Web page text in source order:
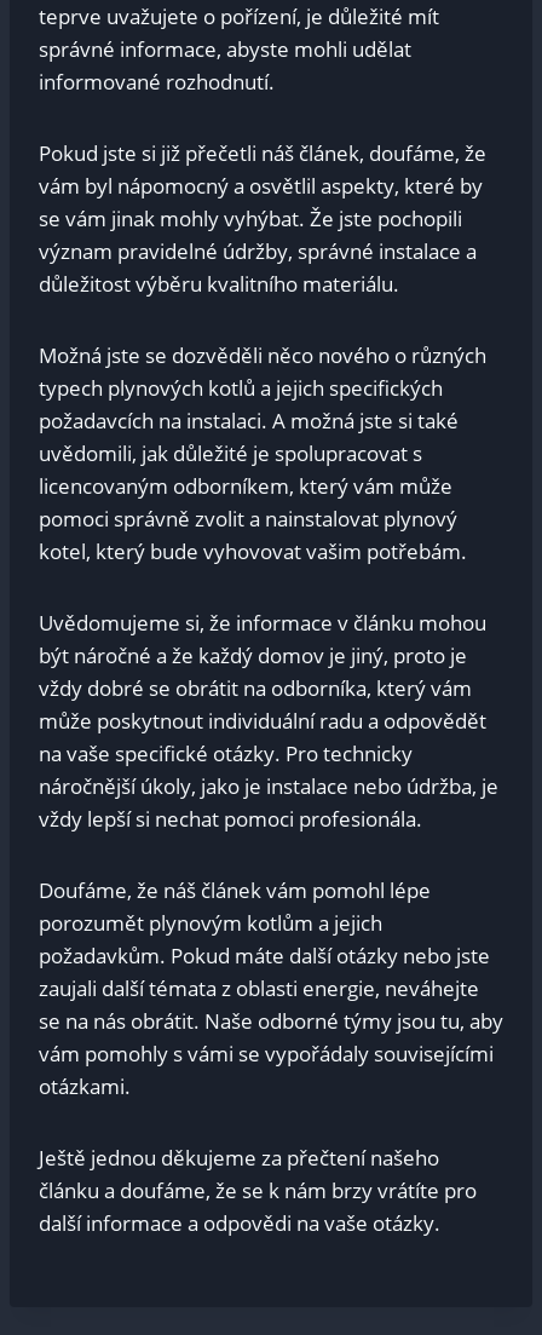
teprve⁢ uvažujete o pořízení, je důležité mít
správné informace, abyste mohli udělat
informované rozhodnutí.
Pokud jste‍ si již přečetli ⁣náš‌ článek,‍ doufáme,⁣ že
vám ​byl nápomocný a osvětlil aspekty, které by
se⁤ vám jinak mohly vyhýbat. Že jste pochopili
význam ​pravidelné údržby, správné instalace a
důležitost výběru‍ kvalitního materiálu. ⁣
Možná jste se dozvěděli něco nového o různých
typech plynových kotlů a jejich⁤ specifických
‌požadavcích na instalaci. A ‍možná jste si také
uvědomili, jak důležité je spolupracovat s
licencovaným odborníkem, který vám‍ může
pomoci​ správně zvolit a ​nainstalovat plynový
kotel, který bude vyhovovat⁣ vašim potřebám.
Uvědomujeme si, že informace v článku mohou⁣
být náročné a že‍ každý ‌domov je jiný, proto je
vždy dobré se obrátit na odborníka, který vám
může poskytnout individuální radu a odpovědět
⁤na vaše specifické‍ otázky. ⁣Pro technicky
náročnější úkoly, ⁣jako je instalace‌ nebo údržba, je
vždy lepší si nechat pomoci profesionála.
Doufáme,⁣ že​ náš⁣ článek ​vám pomohl lépe
porozumět plynovým kotlům a jejich
požadavkům. Pokud máte další ⁤otázky⁣ nebo jste
zaujali⁣ další témata z⁣ oblasti energie, neváhejte
se na nás obrátit. Naše odborné⁣ týmy jsou tu, aby
vám pomohly s vámi se vypořádaly souvisejícími
otázkami.
Ještě jednou děkujeme za‌ přečtení našeho
článku a doufáme, že se ⁣k nám⁢ brzy vrátíte ⁢pro⁢
další informace ⁤a odpovědi na vaše​ otázky.